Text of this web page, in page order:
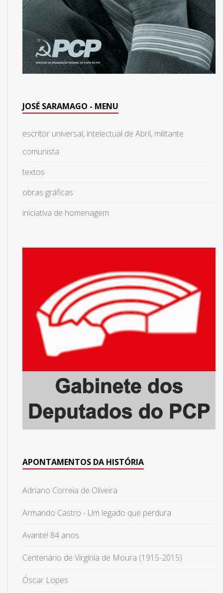
JOSÉ SARAMAGO - MENU
escritor universal, intelectual de Abril, militante
comunista
textos
obras gráficas
iniciativa de homenagem
APONTAMENTOS DA HISTÓRIA
Adriano Correia de Oliveira
Armando Castro - Um legado que perdura
Avante! 84 anos
Centenário de Virgínia de Moura (1915-2015)
Óscar Lopes